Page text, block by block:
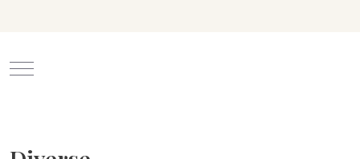
Mobile Menu Toggle